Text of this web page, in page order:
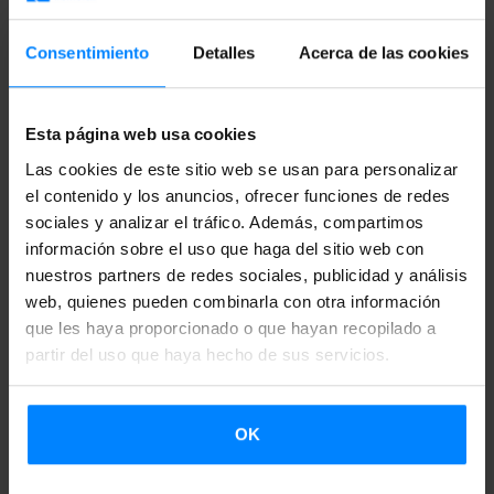
Consentimiento Detalles Acerca de las cookies
Esta página web usa cookies
Las cookies de este sitio web se usan para personalizar
el contenido y los anuncios, ofrecer funciones de redes
sociales y analizar el tráfico. Además, compartimos
información sobre el uso que haga del sitio web con
nuestros partners de redes sociales, publicidad y análisis
web, quienes pueden combinarla con otra información
que les haya proporcionado o que hayan recopilado a
partir del uso que haya hecho de sus servicios.
OK
materia. Además, nuestros compañeros nos ayudan
mucho y en las comidas nos ayudan a traducir muchos
conceptos, ya que nuestro nivel de euskera es muy básico.
- ¿Cuál es la rutina diaria?
- Mi rutina diaria implica levantarme a las 8:45 para
prepararme y desayunar a las 9:00. Luego comenzamos
con las clases de euskera, que duran hasta las 14:00 con un
receso de media hora a media mañana. Después de comer
retomamos las clases, de 15:30 a 17:30. Durante el
almuerzo conversamos con el resto de las personas que
están haciendo cursos aquí y descansamos hasta la hora de
clase, ya que después de toda la mañana estamos un poco